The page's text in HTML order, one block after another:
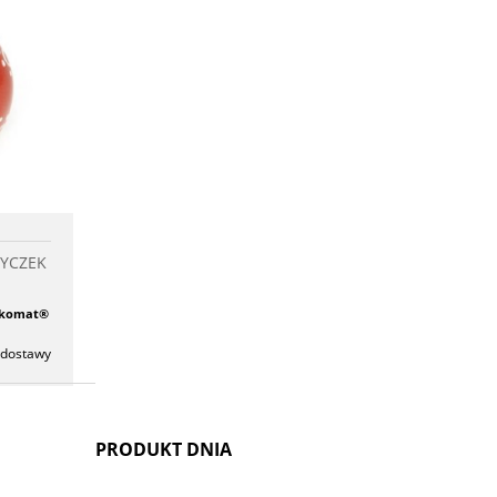
PRODUKT DNIA